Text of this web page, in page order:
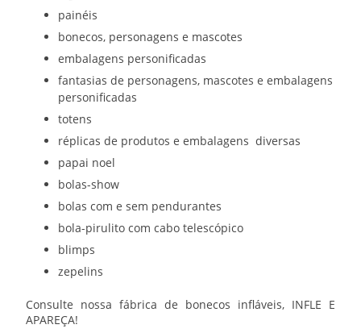
painéis
bonecos, personagens e mascotes
embalagens personificadas
fantasias de personagens, mascotes e embalagens
personificadas
totens
réplicas de produtos e embalagens diversas
papai noel
bolas-show
bolas com e sem pendurantes
bola-pirulito com cabo telescópico
blimps
zepelins
Consulte nossafábrica de bonecos infláveis, INFLE E
APAREÇA!